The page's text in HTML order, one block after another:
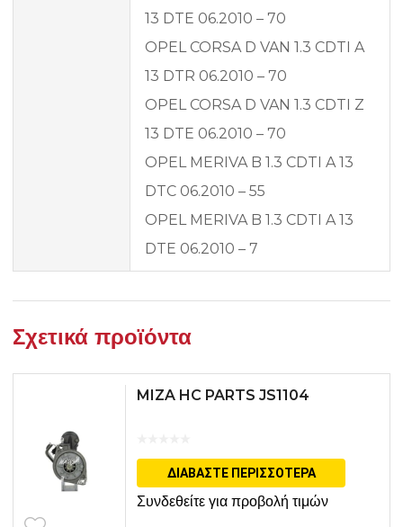
13 DTE 06.2010 – 70
OPEL CORSA D VAN 1.3 CDTI A
13 DTR 06.2010 – 70
OPEL CORSA D VAN 1.3 CDTI Z
13 DTE 06.2010 – 70
OPEL MERIVA B 1.3 CDTI A 13
DTC 06.2010 – 55
OPEL MERIVA B 1.3 CDTI A 13
DTE 06.2010 – 7
Σχετικά προϊόντα
MIZA HC PARTS JS1104
ΔΙΑΒΆΣΤΕ ΠΕΡΙΣΣΌΤΕΡΑ
Συνδεθείτε για προβολή τιμών